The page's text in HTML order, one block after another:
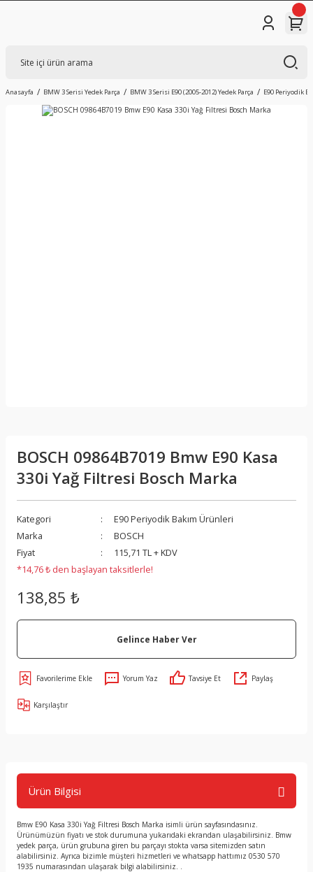
Anasayfa BMW 3 Serisi Yedek Parça BMW 3 Serisi E90 (2005-2012) Yedek Parça E90 Periyodik
BOSCH 09864B7019 Bmw E90 Kasa
330i Yağ Filtresi Bosch Marka
Kategori
E90 Periyodik Bakım Ürünleri
Marka
BOSCH
Fiyat
115,71 TL + KDV
*14,76 ₺ den başlayan taksitlerle!
138,85 ₺
Gelince Haber Ver
Yorum Yaz Tavsiye Et Paylaş
Karşılaştır
Ürün Bilgisi
Bmw E90 Kasa 330i Yağ Filtresi Bosch Marka isimli ürün sayfasındasınız.
Ürünümüzün fiyatı ve stok durumuna yukarıdaki ekrandan ulaşabilirsiniz. Bmw
yedek parça, ürün grubuna giren bu parçayı stokta varsa sitemizden satın
alabilirsiniz. Ayrıca bizimle müşteri hizmetleri ve whatsapp hattımız 0530 570
1935 numarasından ulaşarak bilgi alabilirsiniz. .